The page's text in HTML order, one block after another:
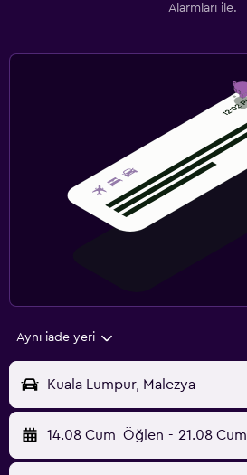
Alarmları ile.
Aynı iade yeri
Kuala Lumpur, Malezya
14.08 Cum Öğlen - 21.08 Cum